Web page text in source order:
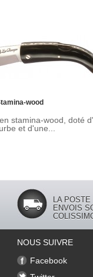
wood
stamina-wood, doté
et d'une...
LA POSTE
ENVOIS
NOUS SUIVRE
Facebook